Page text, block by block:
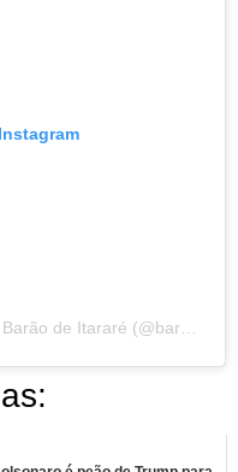
Uma publicação compartilhada por Barão de Itararé (@baraomidia)